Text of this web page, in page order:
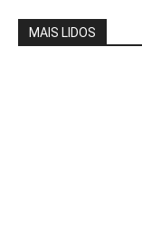
MAIS LIDOS